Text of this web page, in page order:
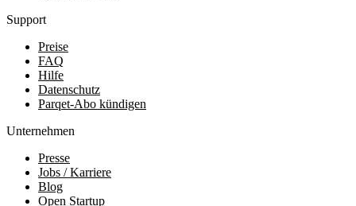
Support
Preise
FAQ
Hilfe
Datenschutz
Parqet-Abo kündigen
Unternehmen
Presse
Jobs / Karriere
Blog
Open Startup